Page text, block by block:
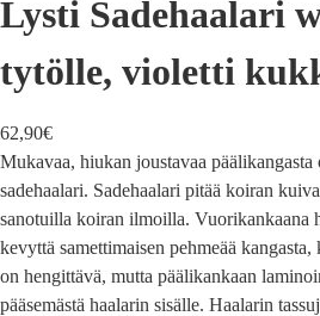
Lysti Sadehaalari
tytölle, violetti
62,90€
Mukavaa, hiukan joustavaa
sadehaalari. Sadehaalari pitää koiran
sanotuilla koiran ilmoilla. Vuorikankaana
kevyttä samettimaisen pehmeää kangasta,
on hengittävä, mutta päälikankaan
pääsemästä haalarin sisälle. Haalarin